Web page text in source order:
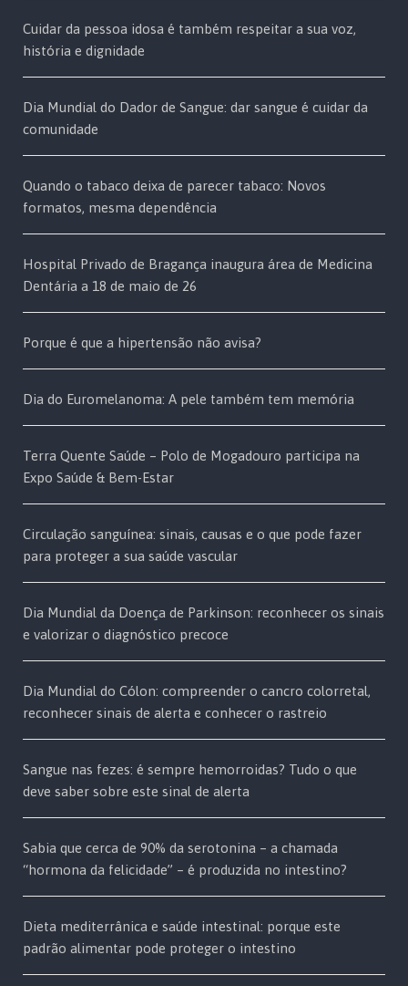
Cuidar da pessoa idosa é também respeitar a sua voz,
história e dignidade
Dia Mundial do Dador de Sangue: dar sangue é cuidar da
comunidade
Quando o tabaco deixa de parecer tabaco: Novos
formatos, mesma dependência
Hospital Privado de Bragança inaugura área de Medicina
Dentária a 18 de maio de 26
Porque é que a hipertensão não avisa?
Dia do Euromelanoma: A pele também tem memória
Terra Quente Saúde – Polo de Mogadouro participa na
Expo Saúde & Bem-Estar
Circulação sanguínea: sinais, causas e o que pode fazer
para proteger a sua saúde vascular
Dia Mundial da Doença de Parkinson: reconhecer os sinais
e valorizar o diagnóstico precoce
Dia Mundial do Cólon: compreender o cancro colorretal,
reconhecer sinais de alerta e conhecer o rastreio
Sangue nas fezes: é sempre hemorroidas? Tudo o que
deve saber sobre este sinal de alerta
Sabia que cerca de 90% da serotonina – a chamada
“hormona da felicidade” – é produzida no intestino?
Dieta mediterrânica e saúde intestinal: porque este
padrão alimentar pode proteger o intestino